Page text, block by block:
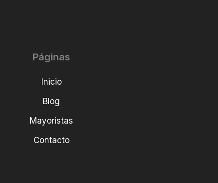
Páginas
Inicio
Blog
Mayoristas
Contacto